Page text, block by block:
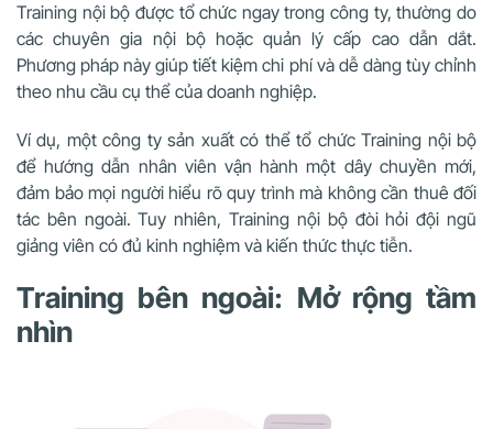
Training nội bộ được tổ chức ngay trong công ty, thường do
các chuyên gia nội bộ hoặc quản lý cấp cao dẫn dắt.
Phương pháp này giúp tiết kiệm chi phí và dễ dàng tùy chỉnh
theo nhu cầu cụ thể của doanh nghiệp.
Ví dụ, một công ty sản xuất có thể tổ chức Training nội bộ
để hướng dẫn nhân viên vận hành một dây chuyền mới,
đảm bảo mọi người hiểu rõ quy trình mà không cần thuê đối
tác bên ngoài. Tuy nhiên, Training nội bộ đòi hỏi đội ngũ
giảng viên có đủ kinh nghiệm và kiến thức thực tiễn.
Training bên ngoài: Mở rộng tầm
nhìn